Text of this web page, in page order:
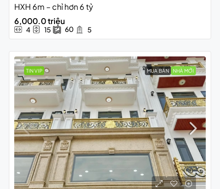
HXH 6m – chỉ hơn 6 tỷ
6,000.0 triệu
4 15 60 5
TIN VIP MUA BÁN NHÀ MỚI